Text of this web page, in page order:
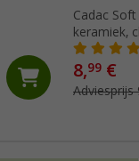
Cadac
keramiek,
12 cm
8,99 €
Adviesprijs